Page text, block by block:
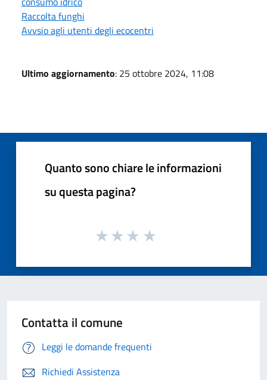
Raccolta funghi
Avvsio agli utenti degli ecocentri
Ultimo aggiornamento: 25 ottobre 2024, 11:08
Quanto sono chiare le informazioni
su questa pagina?
Contatta il comune
Leggi le domande frequenti
Richiedi Assistenza